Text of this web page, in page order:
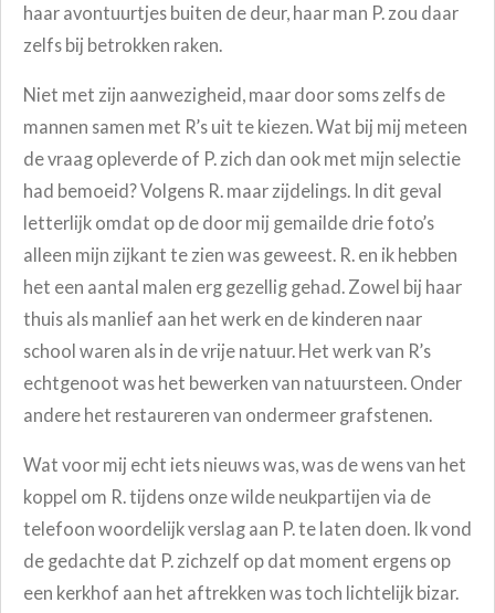
haar avontuurtjes buiten de deur, haar man P. zou daar
zelfs bij betrokken raken.
Niet met zijn aanwezigheid, maar door soms zelfs de
mannen samen met R’s uit te kiezen. Wat bij mij meteen
de vraag opleverde of P. zich dan ook met mijn selectie
had bemoeid? Volgens R. maar zijdelings. In dit geval
letterlijk omdat op de door mij gemailde drie foto’s
alleen mijn zijkant te zien was geweest. R. en ik hebben
het een aantal malen erg gezellig gehad. Zowel bij haar
thuis als manlief aan het werk en de kinderen naar
school waren als in de vrije natuur. Het werk van R’s
echtgenoot was het bewerken van natuursteen. Onder
andere het restaureren van ondermeer grafstenen.
Wat voor mij echt iets nieuws was, was de wens van het
koppel om R. tijdens onze wilde neukpartijen via de
telefoon woordelijk verslag aan P. te laten doen. Ik vond
de gedachte dat P. zichzelf op dat moment ergens op
een kerkhof aan het aftrekken was toch lichtelijk bizar.